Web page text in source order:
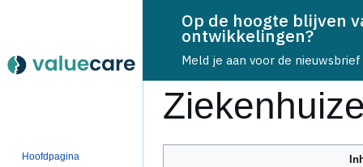
Op de hoogte blijven
ontwikkelingen?
Meld je aan voor de nieuwsbrief
Hoofdpagina